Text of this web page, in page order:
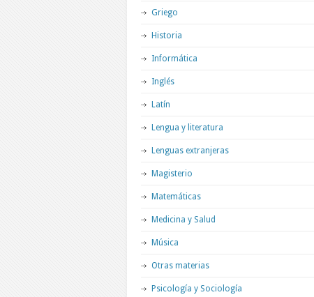
Griego
Historia
Informática
Inglés
Latín
Lengua y literatura
Lenguas extranjeras
Magisterio
Matemáticas
Medicina y Salud
Música
Otras materias
Psicología y Sociología